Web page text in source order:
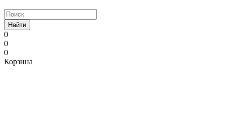
Найти
0
0
0
Корзина